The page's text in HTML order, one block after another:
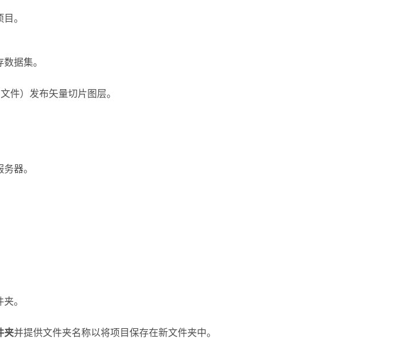
。
据集。
文件）发布矢量切片图层。
器。
。
夹并提供文件夹名称以将项目保存在新文件夹中。